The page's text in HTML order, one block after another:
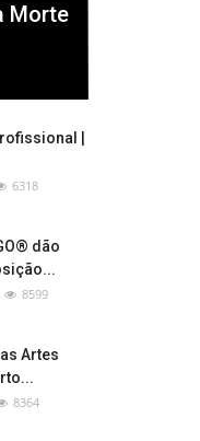
Morte
|
6318
dão
8599
Artes
8364